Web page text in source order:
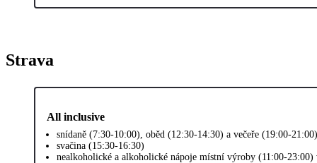
Strava
All inclusive
snídaně (7:30-10:00), oběd (12:30-14:30) a večeře (19:00-21:00)
svačina (15:30-16:30)
nealkoholické a alkoholické nápoje místní výroby (11:00-23:00)